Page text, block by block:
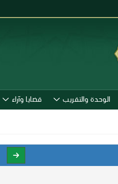
الوحدة والتقريب قضايا وآراء